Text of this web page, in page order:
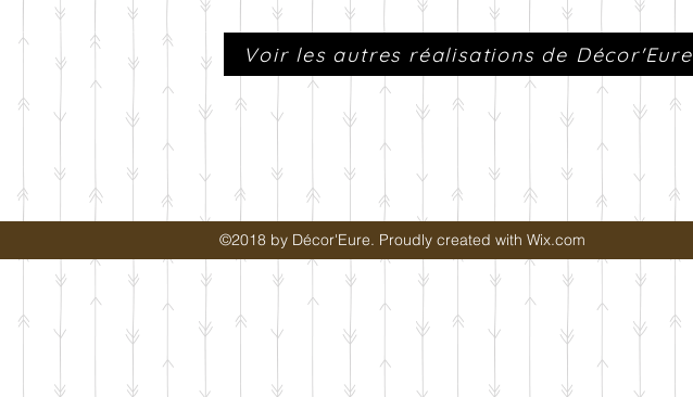
Voir les autres réalisations de Décor'Eure
©2018 by Décor'Eure. Proudly created with Wix.com